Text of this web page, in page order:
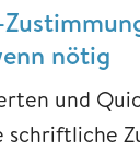
nötig
und
schriftliche